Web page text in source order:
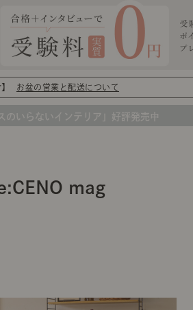
お盆の営業と配送について
のいらないインテリア」好評発売中